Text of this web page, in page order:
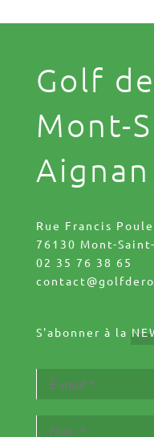
Golf
Mont-
Aignan
Rue Francis
76130 Mont-
02 35 76 38 65
S'abonner à la